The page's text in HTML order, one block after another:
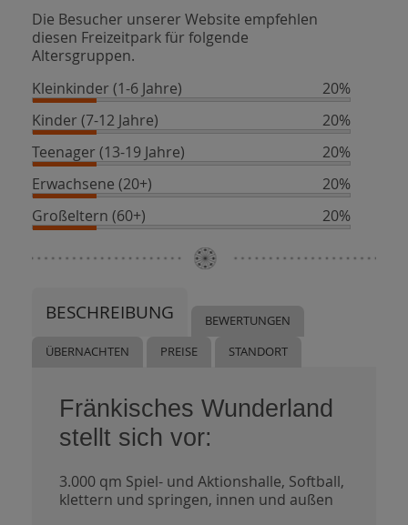
Die Besucher unserer Website empfehlen
diesen Freizeitpark für folgende
Altersgruppen.
Kleinkinder (1-6 Jahre)
20%
Kinder (7-12 Jahre)
20%
Teenager (13-19 Jahre)
20%
Erwachsene (20+)
20%
Großeltern (60+)
20%
BESCHREIBUNG
BEWERTUNGEN
ÜBERNACHTEN
PREISE STANDORT
Fränkisches Wunderland
stellt sich vor:
3.000 qm Spiel- und Aktionshalle, Softball,
klettern und springen, innen und außen